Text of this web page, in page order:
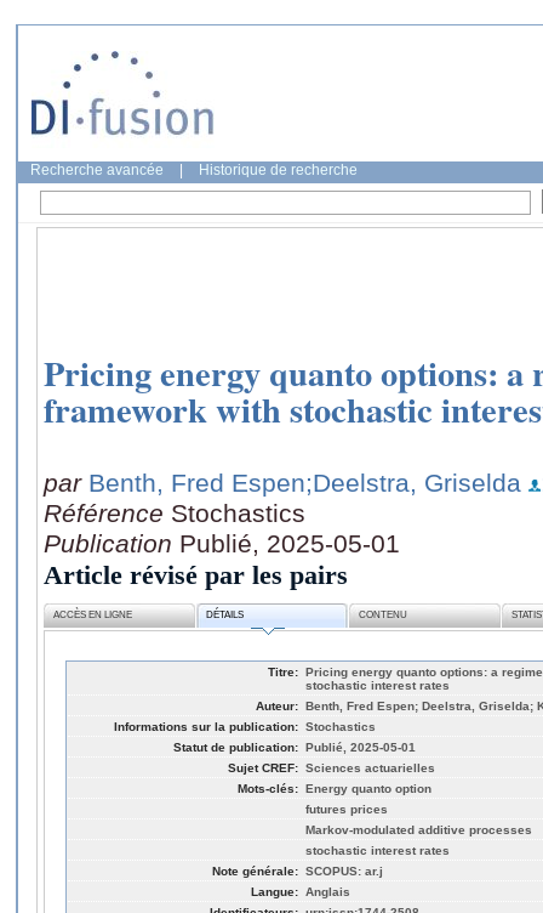
Recherche avancée Historique de recherche
Pricing energy quanto options: a
framework with stochastic
par Benth, Fred Espen;Deelstra, Griselda
Référence Stochastics
Publication Publié, 2025-05-01
Article révisé par les pairs
ACCÈS EN LIGNE DÉTAILS CONTENU
Titre: Pricing energy quanto options: a
stochastic interest rates
Auteur: Benth, Fred Espen; Deelstra, Griselda;
Informations sur la publication: Stochastics
Statut de publication: Publié, 2025-05-01
Sujet CREF: Sciences actuarielles
Mots-clés: Energy quanto option
futures prices
Markov-modulated additive processes
stochastic interest rates
Note générale: SCOPUS: ar.j
Langue: Anglais